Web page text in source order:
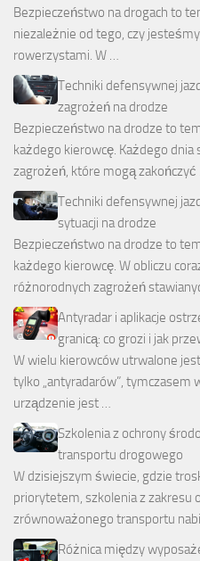
Bezpieczeństwo na drogach to
niezależnie od tego, czy
rowerzystami. W …
Techniki defensywnej
zagrożeń na drodze
Bezpieczeństwo na drodze to
każdego kierowcę. Każdego
zagrożeń, które mogą
Techniki defensywnej
sytuacji na drodze
Bezpieczeństwo na drodze to
każdego kierowcę. W obliczu
różnorodnych zagrożeń
Antyradar i aplikacje
granicą: co grozi i jak
W wielu kierowców utrwalone
tylko „antyradarów”, tymczasem
urządzenie jest …
Szkolenia z ochrony
transportu drogowego
W dzisiejszym świecie, gdzie
priorytetem, szkolenia z zakresu
zrównoważonego transportu
Różnica między